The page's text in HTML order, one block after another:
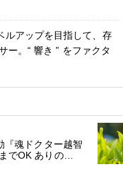
ルアップを目指して、存
ー。“ 響き ” をファクタ
『魂ドクター越智
でOK ありの…